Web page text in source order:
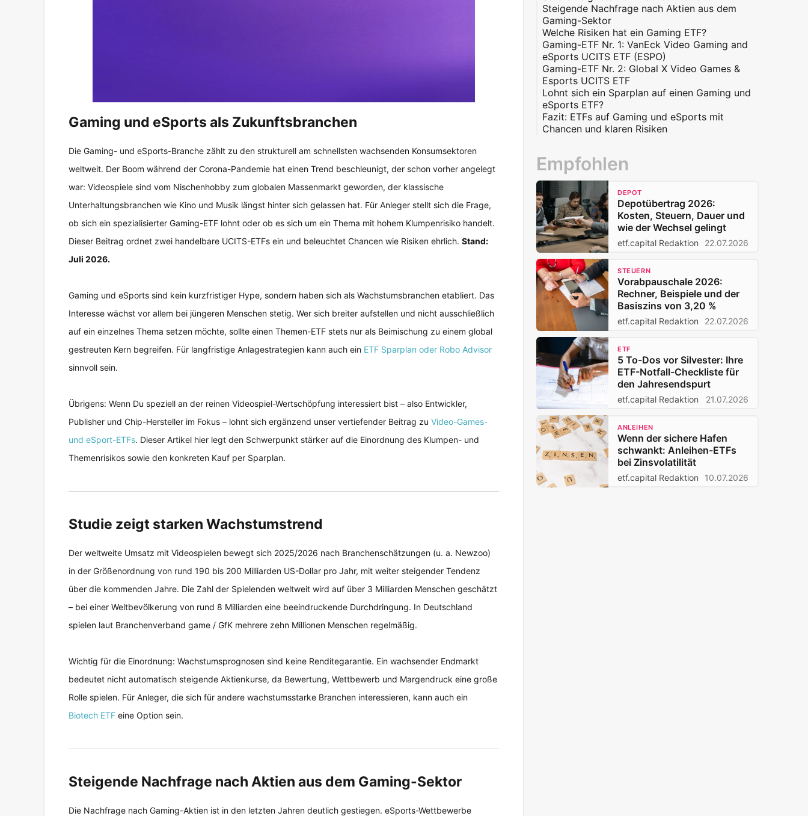
Gaming und eSports als Zukunftsbranchen
Die Gaming- und eSports-Branche zählt zu den strukturell am schnellsten wachsenden Konsumsektoren
weltweit. Der Boom während der Corona-Pandemie hat einen Trend beschleunigt, der schon vorher angelegt
war: Videospiele sind vom Nischenhobby zum globalen Massenmarkt geworden, der klassische
Unterhaltungsbranchen wie Kino und Musik längst hinter sich gelassen hat. Für Anleger stellt sich die Frage,
ob sich ein spezialisierter Gaming-ETF lohnt oder ob es sich um ein Thema mit hohem Klumpenrisiko handelt.
Dieser Beitrag ordnet zwei handelbare UCITS-ETFs ein und beleuchtet Chancen wie Risiken ehrlich. Stand:
Juli 2026.
Gaming und eSports sind kein kurzfristiger Hype, sondern haben sich als Wachstumsbranchen etabliert. Das
Interesse wächst vor allem bei jüngeren Menschen stetig. Wer sich breiter aufstellen und nicht ausschließlich
auf ein einzelnes Thema setzen möchte, sollte einen Themen-ETF stets nur als Beimischung zu einem global
gestreuten Kern begreifen. Für langfristige Anlagestrategien kann auch ein ETF Sparplan oder Robo Advisor
sinnvoll sein.
Übrigens: Wenn Du speziell an der reinen Videospiel-Wertschöpfung interessiert bist – also Entwickler,
Publisher und Chip-Hersteller im Fokus – lohnt sich ergänzend unser vertiefender Beitrag zu Video-Games-
und eSport-ETFs. Dieser Artikel hier legt den Schwerpunkt stärker auf die Einordnung des Klumpen- und
Themenrisikos sowie den konkreten Kauf per Sparplan.
Studie zeigt starken Wachstumstrend
Der weltweite Umsatz mit Videospielen bewegt sich 2025/2026 nach Branchenschätzungen (u. a. Newzoo)
in der Größenordnung von rund 190 bis 200 Milliarden US-Dollar pro Jahr, mit weiter steigender Tendenz
über die kommenden Jahre. Die Zahl der Spielenden weltweit wird auf über 3 Milliarden Menschen geschätzt
– bei einer Weltbevölkerung von rund 8 Milliarden eine beeindruckende Durchdringung. In Deutschland
spielen laut Branchenverband game / GfK mehrere zehn Millionen Menschen regelmäßig.
Wichtig für die Einordnung: Wachstumsprognosen sind keine Renditegarantie. Ein wachsender Endmarkt
bedeutet nicht automatisch steigende Aktienkurse, da Bewertung, Wettbewerb und Margendruck eine große
Rolle spielen. Für Anleger, die sich für andere wachstumsstarke Branchen interessieren, kann auch ein
Biotech ETF eine Option sein.
Steigende Nachfrage nach Aktien aus dem Gaming-Sektor
Die Nachfrage nach Gaming-Aktien ist in den letzten Jahren deutlich gestiegen. eSports-Wettbewerbe
Steigende Nachfrage nach Aktien aus dem
Gaming-Sektor
Welche Risiken hat ein Gaming ETF?
Gaming-ETF Nr. 1: VanEck Video Gaming and
eSports UCITS ETF (ESPO)
Gaming-ETF Nr. 2: Global X Video Games &
Esports UCITS ETF
Lohnt sich ein Sparplan auf einen Gaming und
eSports ETF?
Fazit: ETFs auf Gaming und eSports mit
Chancen und klaren Risiken
Empfohlen
DEPOT
Depotübertrag 2026:
Kosten, Steuern, Dauer und
wie der Wechsel gelingt
etf.capital Redaktion 22.07.2026
STEUERN
Vorabpauschale 2026:
Rechner, Beispiele und der
Basiszins von 3,20 %
etf.capital Redaktion 22.07.2026
ETF
5 To-Dos vor Silvester: Ihre
ETF-Notfall-Checkliste für
den Jahresendspurt
etf.capital Redaktion 21.07.2026
ANLEIHEN
Wenn der sichere Hafen
schwankt: Anleihen-ETFs
bei Zinsvolatilität
etf.capital Redaktion 10.07.2026